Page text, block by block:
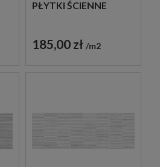
PŁYTKI ŚCIENNE
185,00 zł m2